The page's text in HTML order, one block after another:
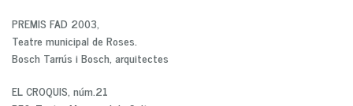
PREMIS FAD 2003,
Teatre municipal de Roses.
Bosch Tarrús i Bosch, arquitectes
EL CROQUIS, núm.21